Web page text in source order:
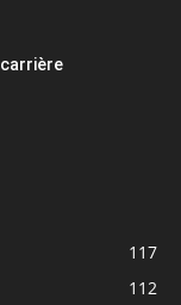
carrière
117
112